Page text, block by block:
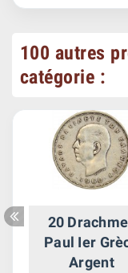
100 autres
catégorie :
20
Paul Ier
Argent